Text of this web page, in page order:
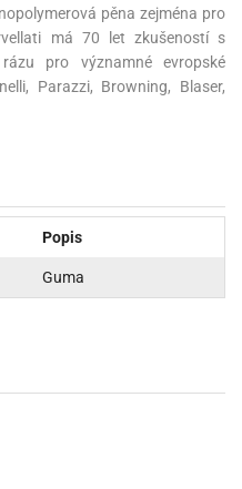
pěna zejména pro
má 70 let zkušeností s
pro významné evropské
Parazzi, Browning, Blaser,
Popis
Guma